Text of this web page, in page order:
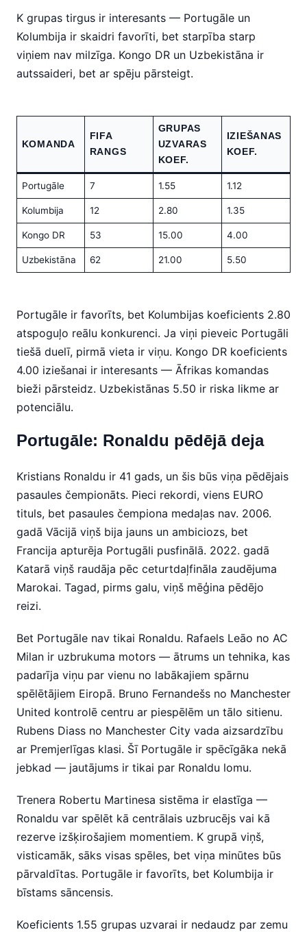
K grupas tirgus ir interesants — Portugāle un
Kolumbija ir skaidri favorīti, bet starpība starp
viņiem nav milzīga. Kongo DR un Uzbekistāna ir
autssaideri, bet ar spēju pārsteigt.
KOMANDA
FIFA
RANGS
GRUPAS
UZVARAS
KOEF.
IZIEŠANAS
KOEF.
Portugāle 7 1.55 1.12
Kolumbija 12 2.80 1.35
Kongo DR 53 15.00 4.00
Uzbekistāna 62 21.00 5.50
Portugāle ir favorīts, bet Kolumbijas koeficients 2.80
atspoguļo reālu konkurenci. Ja viņi pieveic Portugāli
tiešā duelī, pirmā vieta ir viņu. Kongo DR koeficients
4.00 iziešanai ir interesants — Āfrikas komandas
bieži pārsteidz. Uzbekistānas 5.50 ir riska likme ar
potenciālu.
Portugāle: Ronaldu pēdējā deja
Kristians Ronaldu ir 41 gads, un šis būs viņa pēdējais
pasaules čempionāts. Pieci rekordi, viens EURO
tituls, bet pasaules čempiona medaļas nav. 2006.
gadā Vācijā viņš bija jauns un ambiciozs, bet
Francija apturēja Portugāli pusfinālā. 2022. gadā
Katarā viņš raudāja pēc ceturtdaļfināla zaudējuma
Marokai. Tagad, pirms galu, viņš mēģina pēdējo
reizi.
Bet Portugāle nav tikai Ronaldu. Rafaels Leāo no AC
Milan ir uzbrukuma motors — ātrums un tehnika, kas
padarīja viņu par vienu no labākajiem spārnu
spēlētājiem Eiropā. Bruno Fernandešs no Manchester
United kontrolē centru ar piespēlēm un tālo sitienu.
Rubens Diass no Manchester City vada aizsardzību
ar Premjerlīgas klasi. Šī Portugāle ir spēcīgāka nekā
jebkad — jautājums ir tikai par Ronaldu lomu.
Trenera Robertu Martinesa sistēma ir elastīga —
Ronaldu var spēlēt kā centrālais uzbrucējs vai kā
rezerve izšķirošajiem momentiem. K grupā viņš,
visticamāk, sāks visas spēles, bet viņa minūtes būs
pārvaldītas. Portugāle ir favorīts, bet Kolumbija ir
bīstams sāncensis.
Koeficients 1.55 grupas uzvarai ir nedaudz par zemu